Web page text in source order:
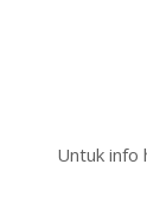
Untuk info